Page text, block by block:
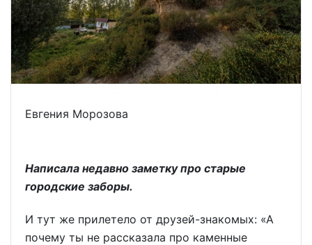
Евгения Морозова
Написала недавно заметку про старые
городские заборы.
И тут же прилетело от друзей-знакомых: «А
почему ты не рассказала про каменные